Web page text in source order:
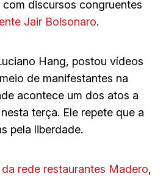
discursos congruentes
Jair Bolsonaro.​
Hang, postou vídeos
de manifestantes na
acontece um dos atos a
terça. Ele repete que a
pela liberdade.
rede restaurantes Madero,